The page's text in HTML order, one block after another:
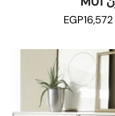
EGP16,572